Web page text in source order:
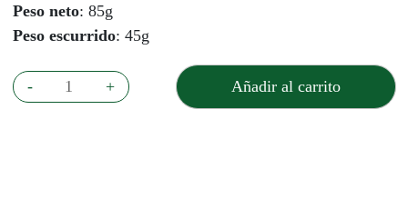
Peso neto: 85g
Peso escurrido: 45g
-
Anchoa
del
+ Añadir al carrito